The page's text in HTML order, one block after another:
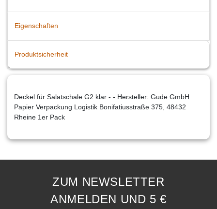
Eigenschaften
Produktsicherheit
Deckel für Salatschale G2 klar - - Hersteller: Gude GmbH
Papier Verpackung Logistik Bonifatiusstraße 375, 48432
Rheine 1er Pack
ZUM NEWSLETTER
ANMELDEN UND 5 €